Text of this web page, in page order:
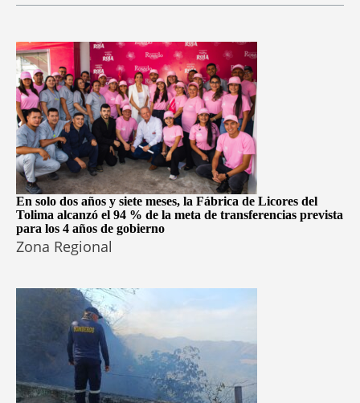
En solo dos años y siete meses, la Fábrica de Licores del
Tolima alcanzó el 94 % de la meta de transferencias prevista
para los 4 años de gobierno
Zona Regional